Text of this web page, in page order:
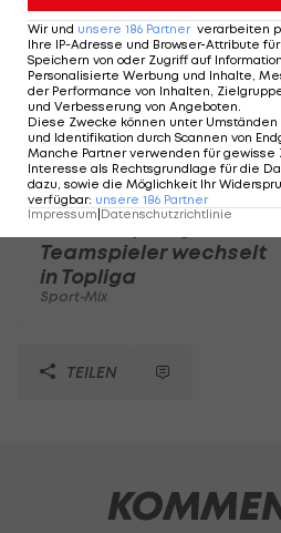
Karrieresprung! ÖVV-
Teamspieler wechselt
in Topliga
Sport-Mix
TEILEN
Wir und unsere 186 Partner verarbeiten
Ihre IP-Adresse und Browser-Attribute
Speichern von oder Zugriff auf
Personalisierte Werbung und Inhalte,
der Performance von Inhalten,
und Verbesserung von Angeboten.
Diese Zwecke können unter Umständen
und Identifikation durch Scannen von
Manche Partner verwenden für
Interesse als Rechtsgrundlage für die
dazu, sowie die Möglichkeit Ihr
verfügbar: unsere 186 Partner
Impressum Datenschutzrichtlinie